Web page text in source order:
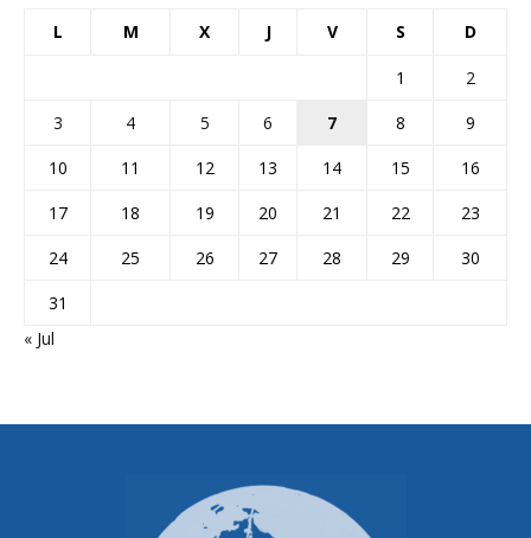
L M X J V S D
1
2
3
4 5 6 7 8
9
10
11 12 13 14 15
16
17
18 19 20 21 22
23
24
25 26 27 28 29
30
31
« Jul